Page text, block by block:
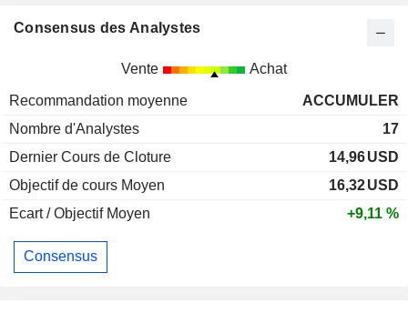
Consensus des Analystes
Vente Achat
Recommandation moyenne
ACCUMULER
Nombre d'Analystes
17
Dernier Cours de Cloture
14,96USD
Objectif de cours Moyen
16,32USD
Ecart / Objectif Moyen
+9,11 %
Consensus